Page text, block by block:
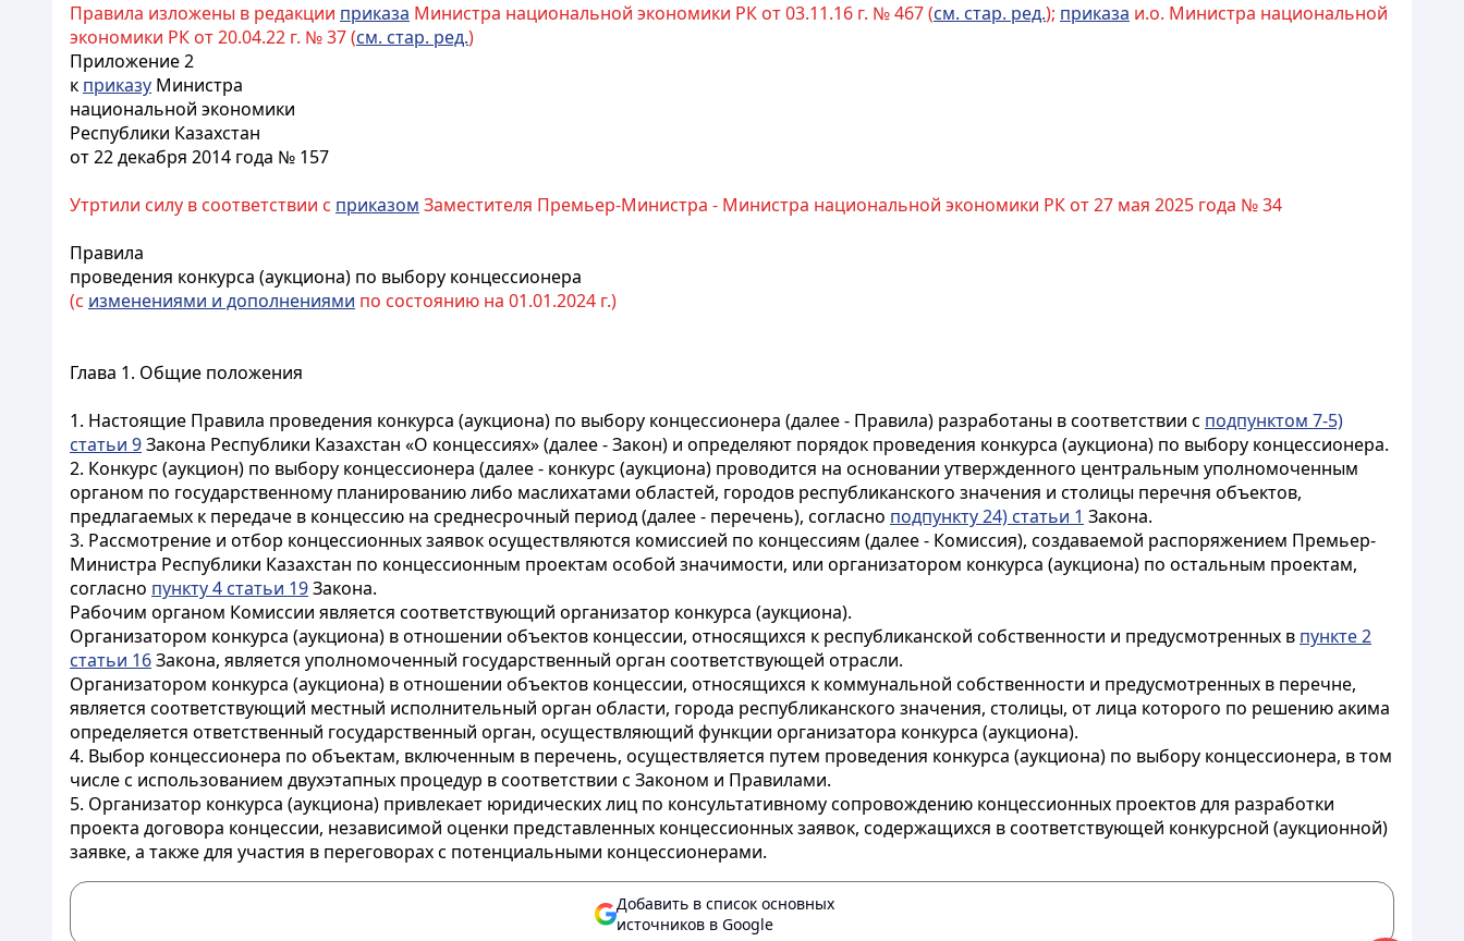
Правила изложены в редакции приказа Министра национальной экономики РК от 03.11.16 г. № 467 (см. стар. ред.); приказа и.о. Министра национальной
экономики РК от 20.04.22 г. № 37 (см. стар. ред.)
Приложение 2
к приказу Министра
национальной экономики
Республики Казахстан
от 22 декабря 2014 года № 157
Утртили силу в соответствии с приказом Заместителя Премьер-Министра - Министра национальной экономики РК от 27 мая 2025 года № 34
Правила
проведения конкурса (аукциона) по выбору концессионера
(с изменениями и дополнениями по состоянию на 01.01.2024 г.)
Глава 1. Общие положения
1. Настоящие Правила проведения конкурса (аукциона) по выбору концессионера (далее - Правила) разработаны в соответствии с подпунктом 7-5)
статьи 9Закона Республики Казахстан «О концессиях» (далее - Закон) и определяют порядок проведения конкурса (аукциона) по выбору концессионера.
2. Конкурс (аукцион) по выбору концессионера (далее - конкурс (аукциона) проводится на основании утвержденного центральным уполномоченным
органом по государственному планированию либо маслихатами областей, городов республиканского значения и столицы перечня объектов,
предлагаемых к передаче в концессию на среднесрочный период (далее - перечень), согласно подпункту 24) статьи 1 Закона.
3. Рассмотрение и отбор концессионных заявок осуществляются комиссией по концессиям (далее - Комиссия), создаваемой распоряжением Премьер-
Министра Республики Казахстан по концессионным проектам особой значимости, или организатором конкурса (аукциона) по остальным проектам,
согласно пункту 4 статьи 19Закона.
Рабочим органом Комиссии является соответствующий организатор конкурса (аукциона).
Организатором конкурса (аукциона) в отношении объектов концессии, относящихся к республиканской собственности и предусмотренных в пункте 2
статьи 16Закона, является уполномоченный государственный орган соответствующей отрасли.
Организатором конкурса (аукциона) в отношении объектов концессии, относящихся к коммунальной собственности и предусмотренных в перечне,
является соответствующий местный исполнительный орган области, города республиканского значения, столицы, от лица которого по решению акима
определяется ответственный государственный орган, осуществляющий функции организатора конкурса (аукциона).
4. Выбор концессионера по объектам, включенным в перечень, осуществляется путем проведения конкурса (аукциона) по выбору концессионера, в том
числе с использованием двухэтапных процедур в соответствии с Законом и Правилами.
5. Организатор конкурса (аукциона) привлекает юридических лиц по консультативному сопровождению концессионных проектов для разработки
проекта договора концессии, независимой оценки представленных концессионных заявок, содержащихся в соответствующей конкурсной (аукционной)
заявке, а также для участия в переговорах с потенциальными концессионерами.
Добавить в список основных
источников в Google